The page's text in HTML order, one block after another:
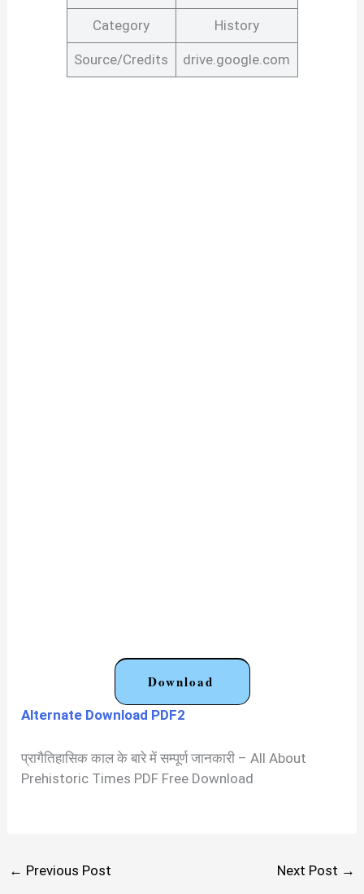
Category History
Source/Credits drive.google.com
Download
Alternate Download PDF2
प्रागैतिहासिक काल के बारे में सम्पूर्ण जानकारी – All About
Prehistoric Times PDF Free Download
← Previous Post Next Post →